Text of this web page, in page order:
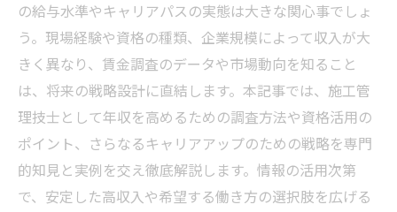
の給与水準やキャリアパスの実態は大きな関心事でしょ
う。現場経験や資格の種類、企業規模によって収入が大
きく異なり、賃金調査のデータや市場動向を知ること
は、将来の戦略設計に直結します。本記事では、施工管
理技士として年収を高めるための調査方法や資格活用の
ポイント、さらなるキャリアアップのための戦略を専門
的知見と実例を交え徹底解説します。情報の活用次第
で、安定した高収入や希望する働き方の選択肢を広げる